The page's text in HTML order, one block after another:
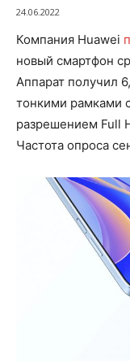
24.06.2022
Компания Huawei
новый смартфон
Аппарат получил
тонкими рамками
разрешением Full
Частота опроса